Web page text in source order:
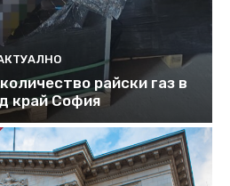
райски газ в
край София